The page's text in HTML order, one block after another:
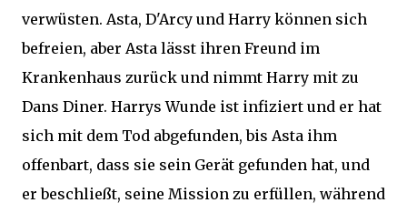
verwüsten. Asta, D'Arcy und Harry können sich
befreien, aber Asta lässt ihren Freund im
Krankenhaus zurück und nimmt Harry mit zu
Dans Diner. Harrys Wunde ist infiziert und er hat
sich mit dem Tod abgefunden, bis Asta ihm
offenbart, dass sie sein Gerät gefunden hat, und
er beschließt, seine Mission zu erfüllen, während